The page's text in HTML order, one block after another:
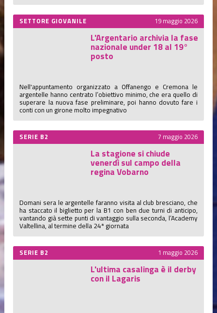
SETTORE GIOVANILE 19 maggio 2026
L'Argentario archivia la fase
nazionale under 18 al 19°
posto
Nell'appuntamento organizzato a Offanengo e Cremona le
argentelle hanno centrato l’obiettivo minimo, che era quello di
superare la nuova fase preliminare, poi hanno dovuto fare i
conti con un girone molto impegnativo
SERIE B2 7 maggio 2026
La stagione si chiude
venerdì sul campo della
regina Vobarno
Domani sera le argentelle faranno visita al club bresciano, che
ha staccato il biglietto per la B1 con ben due turni di anticipo,
vantando già sette punti di vantaggio sulla seconda, l’Academy
Valtellina, al termine della 24ª giornata
SERIE B2 1 maggio 2026
L'ultima casalinga è il derby
con il Lagaris